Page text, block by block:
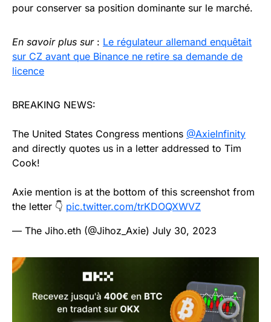
pour conserver sa position dominante sur le marché.
En savoir plus sur: Le régulateur allemand enquêtait
sur CZ avant que Binance ne retire sa demande de
licence
BREAKING NEWS:
The United States Congress mentions @AxieInfinity
and directly quotes us in a letter addressed to Tim
Cook!
Axie mention is at the bottom of this screenshot from
the letter 👇 pic.twitter.com/trKDOQXWVZ
— The Jiho.eth (@Jihoz_Axie) July 30, 2023